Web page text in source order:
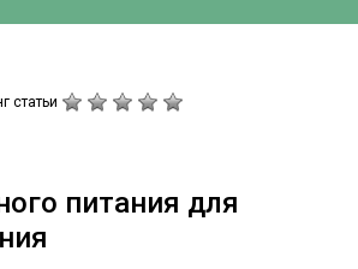
статьи
питания для